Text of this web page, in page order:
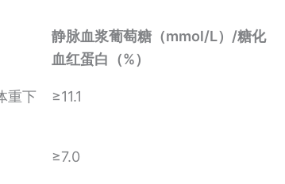
静脉血浆葡萄糖（mmol/L）/糖化
血红蛋白（%）
重下 ≥11.1
≥7.0